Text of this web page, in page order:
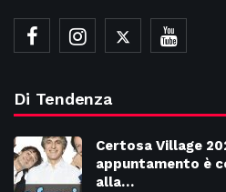
Di Tendenza
Certosa Village
appuntamento è
alla…